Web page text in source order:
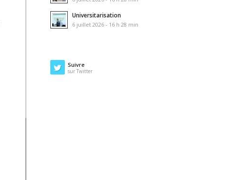
Universitarisation
6 juillet 2026 - 16 h 28 min
Suivre
sur Twitter